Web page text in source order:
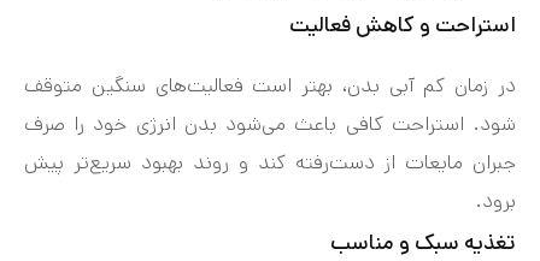
استراحت و کاهش فعالیت
در زمان کم‌ آبی بدن، بهتر است فعالیت‌های سنگین متوقف
شود. استراحت کافی باعث می‌شود بدن انرژی خود را صرف
جبران مایعات از دست‌رفته کند و روند بهبود سریع‌تر پیش
برود.
تغذیه سبک و مناسب